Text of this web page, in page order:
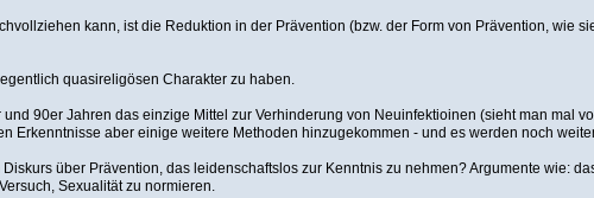
kann, ist die Reduktion in der Prävention (bzw. der Form von Prävention, wie
quasireligösen Charakter zu haben.
90er Jahren das einzige Mittel zur Verhinderung von Neuinfektioinen (sieht man mal
Erkenntnisse aber einige weitere Methoden hinzugekommen - und es werden noch
über Prävention, das leidenschaftslos zur Kenntnis zu nehmen? Argumente wie:
Sexualität zu normieren.